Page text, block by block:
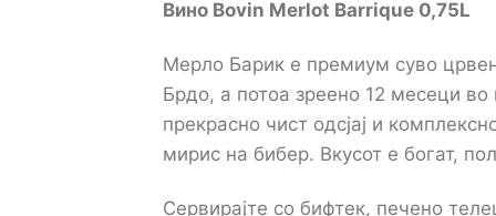
Вино Bovin Merlot Barrique 0,75L
Мерло Барик е премиум суво
Брдо, а потоа зреено 12 месеци
прекрасно чист одсјај и
мирис на бибер. Вкусот е богат,
Сервирајте со бифтек, печено